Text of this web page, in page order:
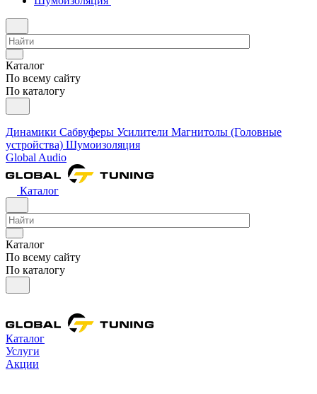
Каталог
По всему сайту
По каталогу
Динамики Сабвуферы Усилители Магнитолы (Головные
устройства) Шумоизоляция
Global Audio
Каталог
Каталог
По всему сайту
По каталогу
Каталог
Услуги
Акции